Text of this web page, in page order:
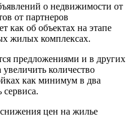
о недвижимости от
от партнеров
как об объектах на этапе
жилых комплексах.
предложениями и в других
количество
как минимум в два
сервиса.
цен на жилье